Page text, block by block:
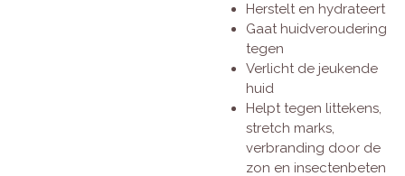
Herstelt en hydrateert
Gaat huidveroudering
tegen
Verlicht de jeukende
huid
Helpt tegen littekens,
stretch marks,
verbranding door de
zon en insectenbeten